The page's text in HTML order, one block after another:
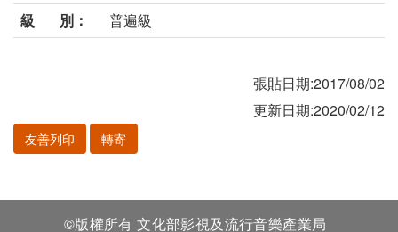
級 別：
普遍級
張貼日期:2017/08/02
更新日期:2020/02/12
友善列印 轉寄
©版權所有 文化部影視及流行音樂產業局